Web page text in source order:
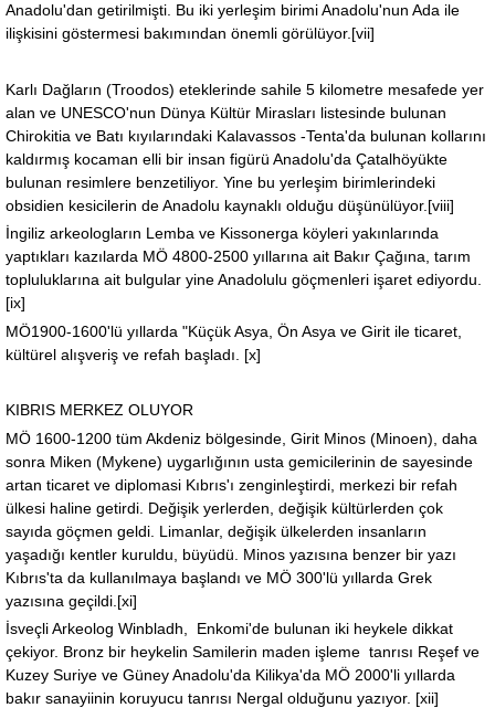
Anadolu'dan getirilmişti. Bu iki yerleşim birimi Anadolu'nun Ada ile
ilişkisini göstermesi bakımından önemli görülüyor.[vii]
Karlı Dağların (Troodos) eteklerinde sahile 5 kilometre mesafede yer
alan ve UNESCO'nun Dünya Kültür Mirasları listesinde bulunan
Chirokitia ve Batı kıyılarındaki Kalavassos -Tenta'da bulunan kollarını
kaldırmış kocaman elli bir insan figürü Anadolu'da Çatalhöyükte
bulunan resimlere benzetiliyor. Yine bu yerleşim birimlerindeki
obsidien kesicilerin de Anadolu kaynaklı olduğu düşünülüyor.[viii]
İngiliz arkeologların Lemba ve Kissonerga köyleri yakınlarında
yaptıkları kazılarda MÖ 4800-2500 yıllarına ait Bakır Çağına, tarım
topluluklarına ait bulgular yine Anadolulu göçmenleri işaret ediyordu.
[ix]
MÖ1900-1600'lü yıllarda "Küçük Asya, Ön Asya ve Girit ile ticaret,
kültürel alışveriş ve refah başladı. [x]
KIBRIS MERKEZ OLUYOR
MÖ 1600-1200 tüm Akdeniz bölgesinde, Girit Minos (Minoen), daha
sonra Miken (Mykene) uygarlığının usta gemicilerinin de sayesinde
artan ticaret ve diplomasi Kıbrıs'ı zenginleştirdi, merkezi bir refah
ülkesi haline getirdi. Değişik yerlerden, değişik kültürlerden çok
sayıda göçmen geldi. Limanlar, değişik ülkelerden insanların
yaşadığı kentler kuruldu, büyüdü. Minos yazısına benzer bir yazı
Kıbrıs'ta da kullanılmaya başlandı ve MÖ 300'lü yıllarda Grek
yazısına geçildi.[xi]
İsveçli Arkeolog Winbladh, Enkomi'de bulunan iki heykele dikkat
çekiyor. Bronz bir heykelin Samilerin maden işleme tanrısı Reşef ve
Kuzey Suriye ve Güney Anadolu'da Kilikya'da MÖ 2000'li yıllarda
bakır sanayiinin koruyucu tanrısı Nergal olduğunu yazıyor. [xii]